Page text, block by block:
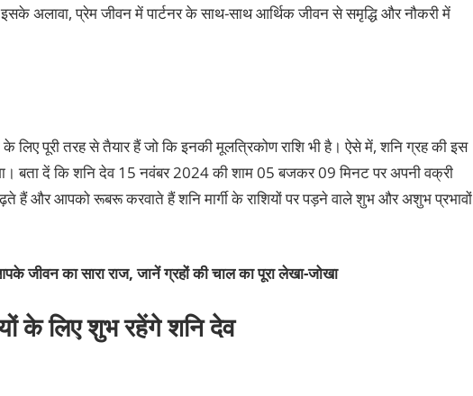
अलावा, प्रेम जीवन में पार्टनर के साथ-साथ आर्थिक जीवन से समृद्धि और नौकरी में
के लिए पूरी तरह से तैयार हैं जो कि इनकी मूलत्रिकोण राशि भी है। ऐसे में, शनि ग्रह की इस
बता दें कि शनि देव 15 नवंबर 2024 की शाम 05 बजकर 09 मिनट पर अपनी वक्री
हैं और आपको रूबरू करवाते हैं शनि मार्गी के राशियों पर पड़ने वाले शुभ और अशुभ प्रभावों
जीवन का सारा राज, जानें ग्रहों की चाल का पूरालेखा-जोखा
के लिए शुभ रहेंगे शनि देव